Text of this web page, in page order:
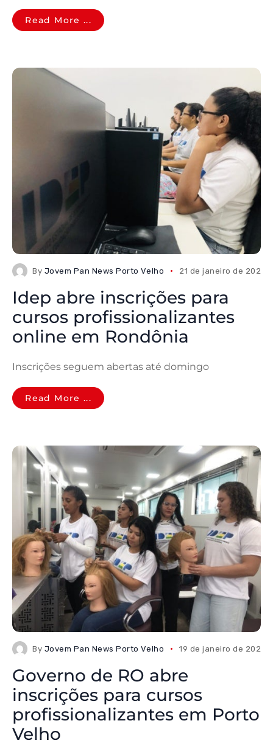
Read More ...
By Jovem Pan News Porto Velho 21 de janeiro de 2026
Idep abre inscrições para
cursos profissionalizantes
online em Rondônia
Inscrições seguem abertas até domingo
Read More ...
By Jovem Pan News Porto Velho 19 de janeiro de 2026
Governo de RO abre
inscrições para cursos
profissionalizantes em Porto
Velho